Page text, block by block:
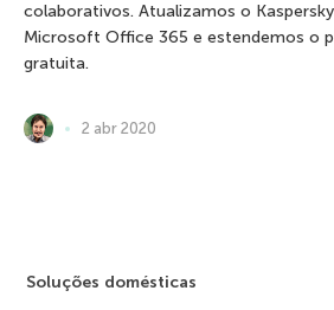
colaborativos. Atualizamos o
Microsoft Office 365 e estendemos o
gratuita.
2 abr 2020
Soluções domésticas